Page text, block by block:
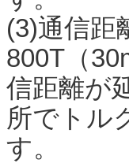
(3)通信距
800T（
信距離が
所でトル
す。